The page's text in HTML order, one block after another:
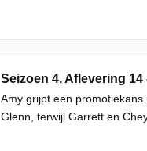
Seizoen 4, Aflevering 14
Amy grijpt een
Glenn, terwijl Garrett en